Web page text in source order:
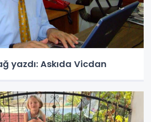
yazdı: Askıda Vicdan